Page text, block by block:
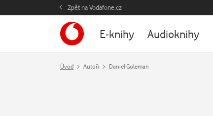
Zpět na Vodafone.cz
E-knihy Audioknihy
Úvod Autoři Daniel Goleman